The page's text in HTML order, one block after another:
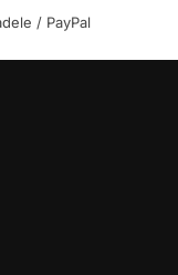
/ PayPal